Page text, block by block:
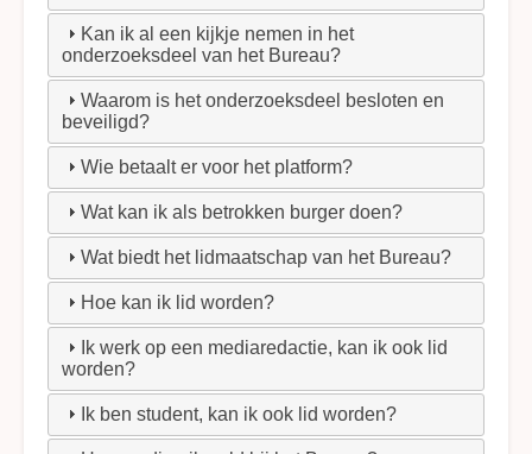
Kan ik al een kijkje nemen in het
onderzoeksdeel van het Bureau?
Waarom is het onderzoeksdeel besloten en
beveiligd?
Wie betaalt er voor het platform?
Wat kan ik als betrokken burger doen?
Wat biedt het lidmaatschap van het Bureau?
Hoe kan ik lid worden?
Ik werk op een mediaredactie, kan ik ook lid
worden?
Ik ben student, kan ik ook lid worden?